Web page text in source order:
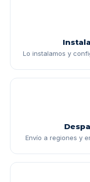
Lo instalamos y
Envío a regiones y